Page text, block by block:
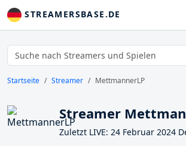
STREAMERSBASE.DE
Startseite Streamer MettmannerLP
Streamer
Zuletzt LIVE: 24 Februar 2024